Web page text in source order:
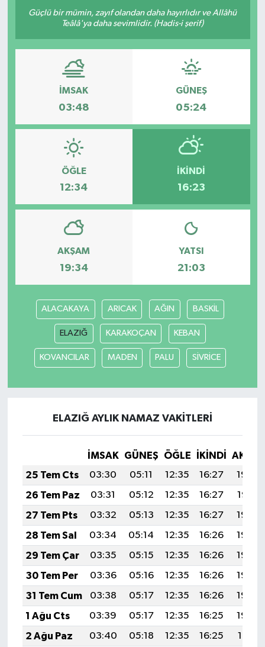
Güçlü bir mümin, zayıf olandan daha hayırlıdır ve Allâhü
Teâlâ'ya daha sevimlidir. (Hadis-i şerif)
İMSAK
03:48
GÜNEŞ
05:24
ÖĞLE
12:34
İKINDI
16:23
AKŞAM
19:34
YATSI
21:03
ALACAKAYA ARICAK AĞIN BASKİL
ELAZIĞ KARAKOÇAN KEBAN
KOVANCILAR MADEN PALU SİVRİCE
ELAZIĞ AYLIK NAMAZ VAKITLERI
İMSAK GÜNEŞ ÖĞLE İKINDI
25 Tem Cts
03:30 05:11 12:35 16:27
19:48
26 Tem Paz
03:31 05:12 12:35 16:27
19:47
27 Tem Pts
03:32 05:13 12:35 16:27
19:46
28 Tem Sal
03:34 05:14 12:35 16:26
19:46
29 Tem Çar
03:35 05:15 12:35 16:26
19:45
30 Tem Per
03:36 05:16 12:35 16:26
19:44
31 Tem Cum
03:38 05:17 12:35 16:26
19:43
1 Ağu Cts
03:39 05:17 12:35 16:25
19:42
2 Ağu Paz
03:40 05:18 12:35 16:25
19:41
Yazarlar